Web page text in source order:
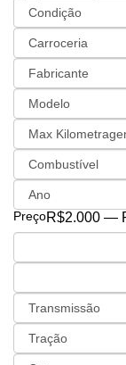
PreçoR$2.000 —